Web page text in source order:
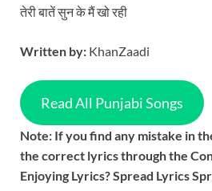
तेरी बातें सुन के मैं खो रही
Written by: KhanZaadi
Read All Punjabi Songs
Note: If you find any mistake in
the correct lyrics through the
Enjoying Lyrics? Spread Lyrics